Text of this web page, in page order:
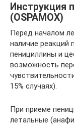
(OSPAMOX)
Перед началом
наличие реакций
пенициллины и
возможность
15% случаях).
При приеме
летальные